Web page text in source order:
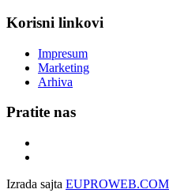
Korisni linkovi
Impresum
Marketing
Arhiva
Pratite nas
Izrada sajta EUPROWEB.COM